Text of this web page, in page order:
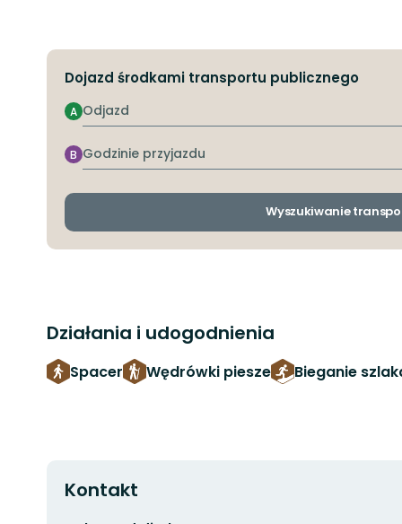
Dojazd środkami transportu publicznego
Odjazd
A
Godzinie
przyjazdu
B
Wyszukiwanie
Działania i udogodnienia
Spacer Wędrówki piesze Bieganie
Kontakt